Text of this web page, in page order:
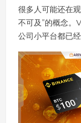
很多人可能还在
不可及”的概念
公司小平台都已经